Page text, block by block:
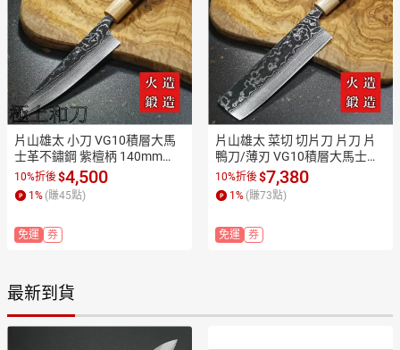
片山雄太 小刀 VG10積層大馬
士革不鏽鋼 紫檀柄 140mm
【極上和刀】【日本高品質菜
刀】【APP滿額下單10%點數
(單一帳號最高1500點)】8/31
10%折後$4,500
1 % (賺45點)
免運 券
片山雄太 菜切 切片刀 片刀 片
鴨刀/薄刃 VG10積層大馬士革
不鏽鋼 紫檀柄 165mm【極上
和刀】【日本高品質菜刀】【A
PP滿額下單10%點數(單一帳號
10%折後$7,380
1 % (賺73點)
免運 券
最新到貨